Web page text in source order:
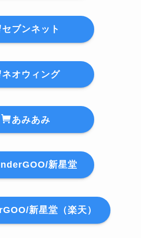
セブンネット
ネオウィング
あみあみ
新星堂
新星堂（楽天）